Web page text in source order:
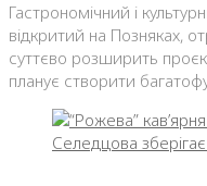
Гастрономічний і
відкритий на Позняках,
суттєво розширить
планує створити